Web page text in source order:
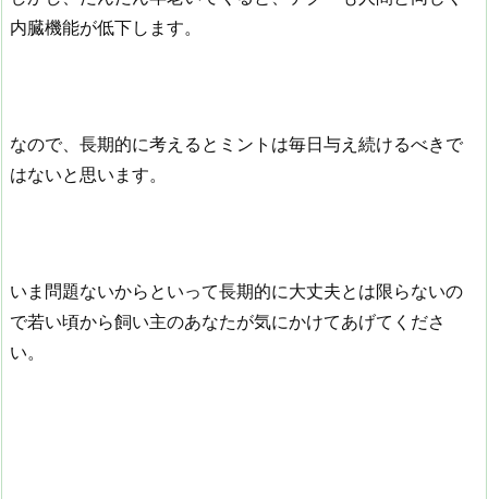
内臓機能が低下します。
なので、長期的に考えるとミントは毎日与え続けるべきで
はないと思います。
いま問題ないからといって長期的に大丈夫とは限らないの
で若い頃から飼い主のあなたが気にかけてあげてくださ
い。